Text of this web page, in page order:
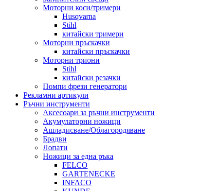
Моторни коси/тримери
Husqvarna
Stihl
китайски тримери
Моторни пръскачки
китайски пръскачки
Моторни триони
Stihl
китайски резачки
Помпи фрези генератори
Рекламни артикули
Ръчни инструменти
Аксесоари за ръчни инструменти
Акумулаторни ножици
Ашладисване/Облагородяване
Брадви
Лопати
Ножици за една ръка
FELCO
GARTENECKE
INFACO